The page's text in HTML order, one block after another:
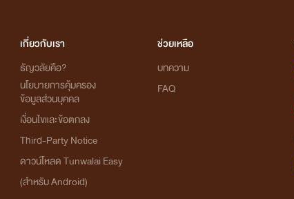
เกี่ยวกับเรา
ธัญวลัยคือ?
นโยบายการคุ้มครอง
ข้อมูลส่วนบุคคล
เงื่อนไขและข้อตกลง
Third-Party Notice
ดาวน์โหลด Tunwalai Easy
(สำหรับ Android)
ช่วยเหลือ
บทความ
FAQ